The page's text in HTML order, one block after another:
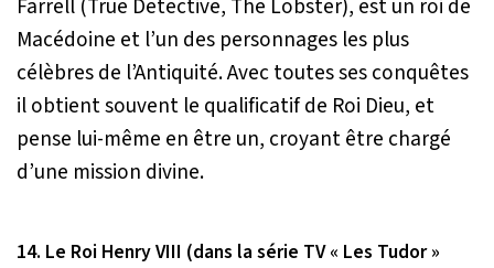
Farrell (True Detective, The Lobster), est un roi de
Macédoine et l’un des personnages les plus
célèbres de l’Antiquité. Avec toutes ses conquêtes
il obtient souvent le qualificatif de Roi Dieu, et
pense lui-même en être un, croyant être chargé
d’une mission divine.
14. Le Roi Henry VIII (dans la série TV « Les Tudor »